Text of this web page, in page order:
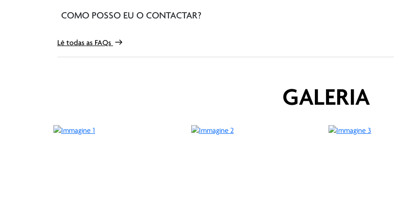
COMO POSSO EU O CONTACTAR?
Lê todas as FAQs
GALERIA